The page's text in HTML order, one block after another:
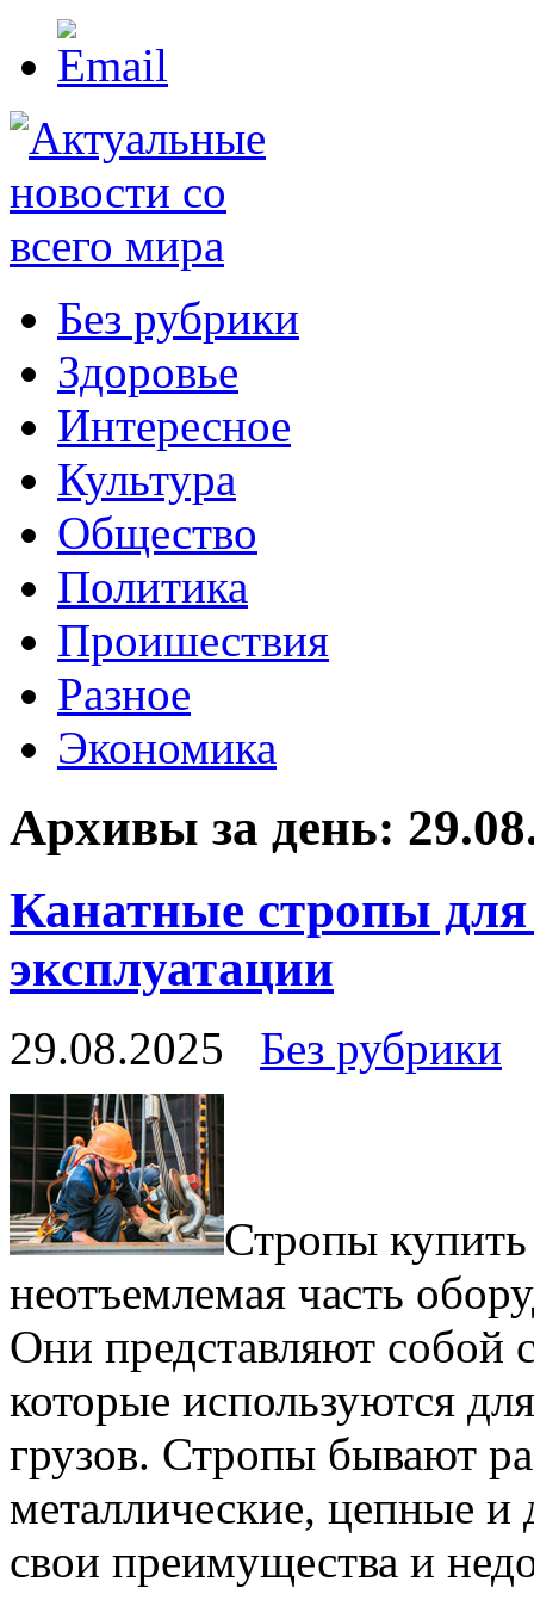
Без рубрики
Здоровье
Интересное
Культура
Общество
Политика
Проишествия
Разное
Экономика
Архивы за день:
Канатные стропы
эксплуатации
29.08.2025 Без рубрики
Стрoпы
неотъемлемая часть
Они представляют собой
которые используются
грузов. Стропы бывают
металлические, цепные
свои преимущества и